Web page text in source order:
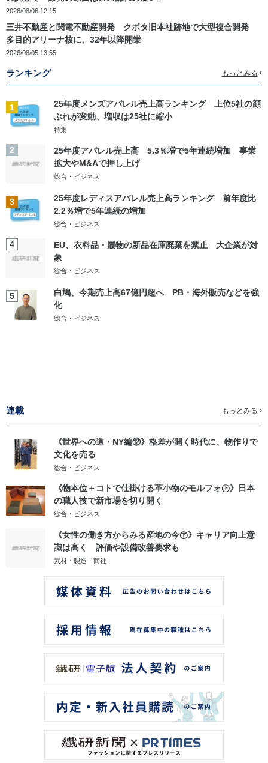
2026/08/06 12:15
三井不動産と関電不動産開発 クボタ旧本社跡地で大型複合開発
多目的アリーナ核に、32年以降開業
2026/08/05 13:55
ランキング もっとみる
1
25年度メンズアパレル売上高ランキング 上位5社の顔
ぶれが変動、増収は25社に縮小
特集
2
25年度アパレル売上高 5.3％増で5年連続増加 事業
拡大やM&Aで押し上げ
総合・ビジネス
3
25年度レディスアパレル売上高ランキング 前年度比
2.2％増で5年連続の増加
総合・ビジネス
4
EU、衣料品・履物の新品在庫廃棄を禁止 大企業が対
象
総合・ビジネス
5
白鳩、今期売上高67億円超へ PB・海外販売などを強
化
総合・ビジネス
連載 もっとみる
《世界への道・NY編⑫》格差が開く時代に、物作りで
文化を売る
総合・ビジネス
《物本位＋コトで仕掛ける革小物のモルフォ㊤》日本
の職人技で新市場を切り開く
総合・ビジネス
《女性の働き方からみる産地の今㊦》キャリア向上意
識は高く 評価や設備改善要求も
素材・製造・商社